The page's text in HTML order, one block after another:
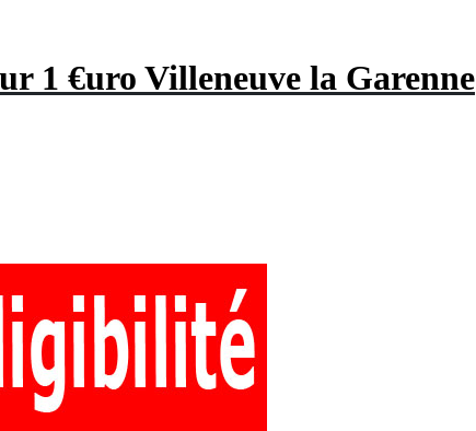
1 €uro Villeneuve la Garenne